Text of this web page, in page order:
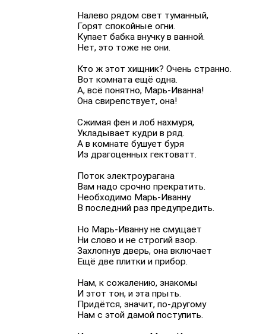
Налево рядом свет туманный,
Горят спокойные огни.
Купает бабка внучку в ванной.
Нет, это тоже не они.
Кто ж этот хищник? Очень странно.
Вот комната ещё одна.
А, всё понятно, Марь-Иванна!
Она свирепствует, она!
Сжимая фен и лоб нахмуря,
Укладывает кудри в ряд.
А в комнате бушует буря
Из драгоценных гектоватт.
Поток электроурагана
Вам надо срочно прекратить.
Необходимо Марь-Иванну
В последний раз предупредить.
Но Марь-Иванну не смущает
Ни слово и не строгий взор.
Захлопнув дверь, она включает
Ещё две плитки и прибор.
Нам, к сожалению, знакомы
И этот тон, и эта прыть.
Придётся, значит, по-другому
Нам с этой дамой поступить.